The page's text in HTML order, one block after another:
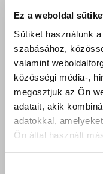
Ez a weboldal
Sütiket használunk
szabásához,
valamint
közösségi média-,
megosztjuk az Ön
adatait, akik
adatokkal,
Ön által használt